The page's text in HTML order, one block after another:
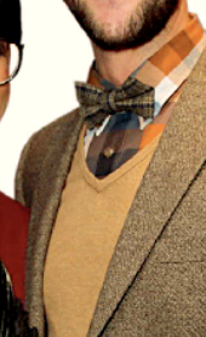
14
Партнер